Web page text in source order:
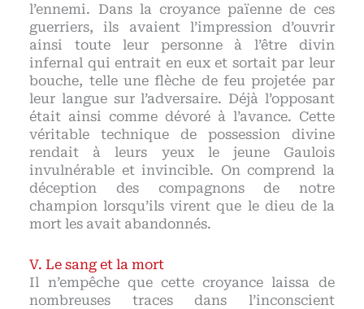
l’ennemi. Dans la croyance païenne de ces
guerriers, ils avaient l’impression d’ouvrir
ainsi toute leur personne à l’être divin
infernal qui entrait en eux et sortait par leur
bouche, telle une flèche de feu projetée par
leur langue sur l’adversaire. Déjà l’opposant
était ainsi comme dévoré à l’avance. Cette
véritable technique de possession divine
rendait à leurs yeux le jeune Gaulois
invulnérable et invincible. On comprend la
déception des compagnons de notre
champion lorsqu’ils virent que le dieu de la
mort les avait abandonnés.
Le sang et la mort
Il n’empêche que cette croyance laissa de
nombreuses traces dans l’inconscient